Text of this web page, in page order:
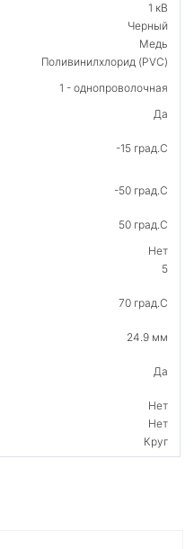
1 кВ
Черный
Медь
Поливинилхлорид (PVC)
1 - однопроволочная
Да
-15 град.C
-50 град.C
50 град.C
Нет
5
70 град.C
24.9 мм
Да
Нет
Нет
Круг